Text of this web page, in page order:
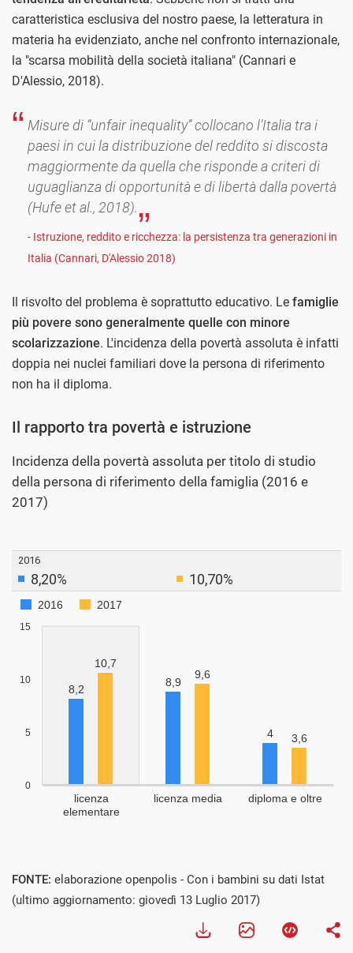
caratteristica esclusiva del nostro paese, la letteratura in
materia ha evidenziato, anche nel confronto internazionale,
la "scarsa mobilità della società italiana" (Cannari e
D'Alessio, 2018).
Misure di “unfair inequality” collocano l’Italia tra i
paesi in cui la distribuzione del reddito si discosta
maggiormente da quella che risponde a criteri di
uguaglianza di opportunità e di libertà dalla povertà
(Hufe et al., 2018).
- Istruzione, reddito e ricchezza: la persistenza tra generazioni in
Italia (Cannari, D'Alessio 2018)
Il risvolto del problema è soprattutto educativo. Le famiglie
più povere sono generalmente quelle con minore
scolarizzazione. L'incidenza della povertà assoluta è infatti
doppia nei nuclei familiari dove la persona di riferimento
non ha il diploma.
Il rapporto tra povertà e istruzione
Incidenza della povertà assoluta per titolo di studio
della persona di riferimento della famiglia (2016 e
2017)
FONTE: elaborazione openpolis - Con i bambini su dati Istat
(ultimo aggiornamento: giovedì 13 Luglio 2017)